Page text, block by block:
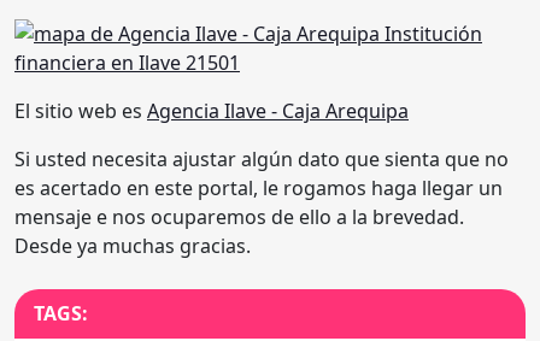
El sitio web es Agencia Ilave - Caja Arequipa
Si usted necesita ajustar algún dato que sienta que no
es acertado en este portal, le rogamos haga llegar un
mensaje e nos ocuparemos de ello a la brevedad.
Desde ya muchas gracias.
TAGS: